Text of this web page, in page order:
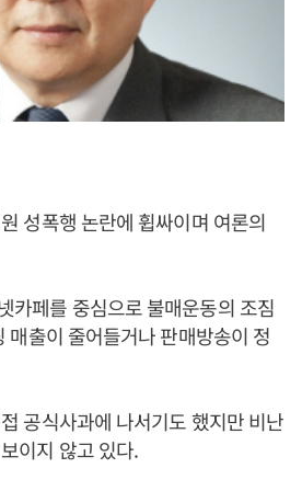
성폭행 논란에 휩싸이며 여론의
카페를 중심으로 불매운동의 조짐
매출이 줄어들거나 판매방송이 정
공식사과에 나서기도 했지만 비난
이지 않고 있다.